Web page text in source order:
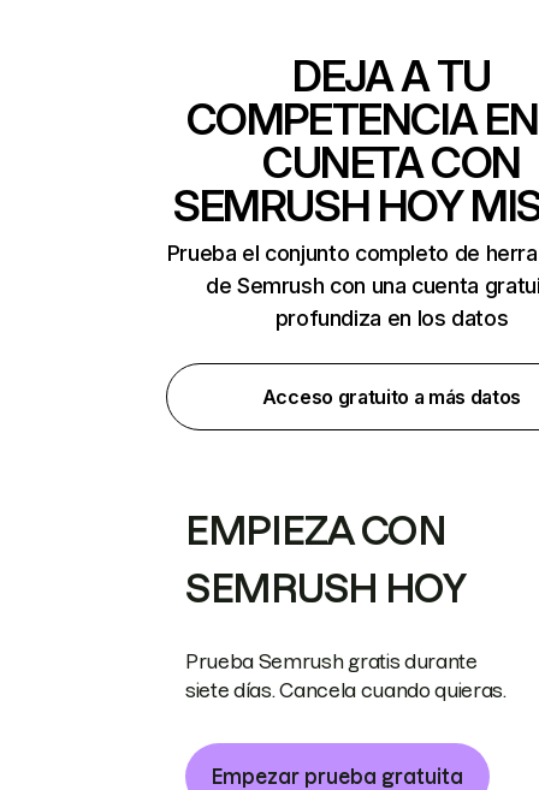
DEJA A TU
COMPETENCIA
CUNETA CON
SEMRUSH HOY
Prueba el conjunto completo de
de Semrush con una cuenta
profundiza en los datos
Acceso gratuito a más datos
EMPIEZA CON
SEMRUSH HOY
Prueba Semrush gratis durante
siete días. Cancela cuando quieras.
Empezar prueba gratuita